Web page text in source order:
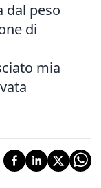
dal peso
di
mia